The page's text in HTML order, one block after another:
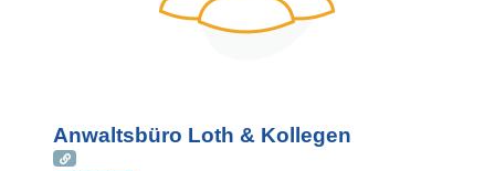
Anwaltsbüro Loth & Kollegen